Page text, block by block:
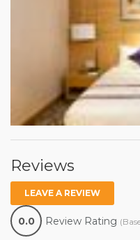
Reviews
LEAVE A REVIEW
0.0 Review Rating